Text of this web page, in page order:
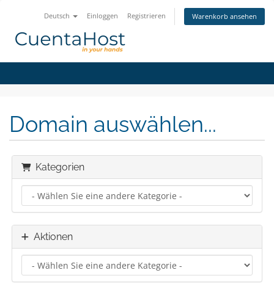
Deutsch Einloggen Registrieren Warenkorb ansehen
Domain auswählen...
Kategorien
Aktionen